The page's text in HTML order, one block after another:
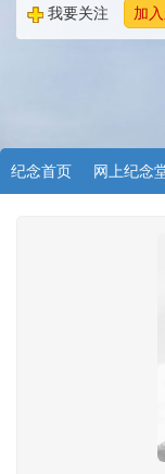
我要关注 加
纪念首页 网上纪念